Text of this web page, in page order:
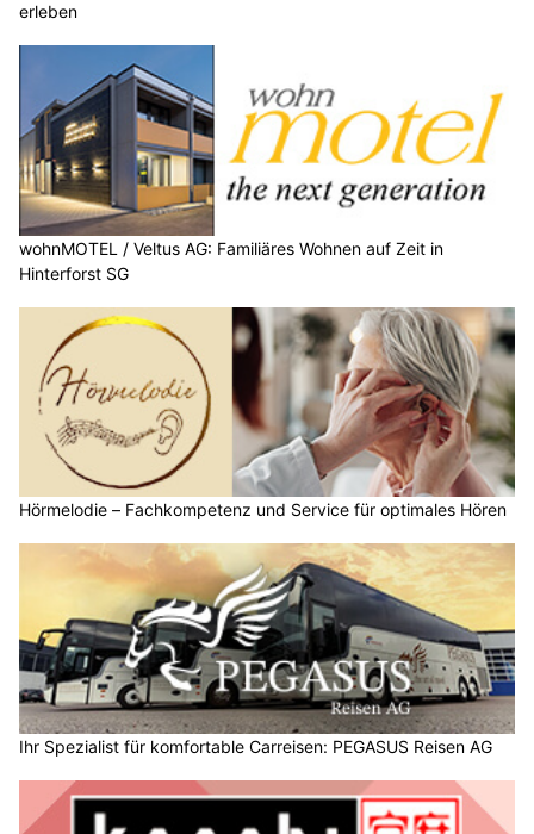
erleben
wohnMOTEL / Veltus AG: Familiäres Wohnen auf Zeit in
Hinterforst SG
Hörmelodie – Fachkompetenz und Service für optimales Hören
Ihr Spezialist für komfortable Carreisen: PEGASUS Reisen AG